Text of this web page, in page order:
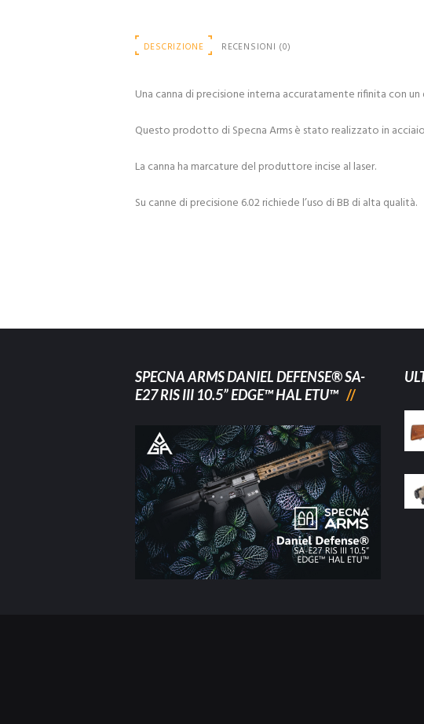
DESCRIZIONE RECENSIONI (0)
Una canna di precisione interna accuratamente rifinita con
Questo prodotto di Specna Arms è stato realizzato in
La canna ha marcature del produttore incise al laser.
Su canne di precisione 6.02 richiede l’uso di BB di alta qualità.
SPECNA ARMS DANIEL DEFENSE® SA-
E27 RIS III 10.5” EDGE™ HAL ETU™